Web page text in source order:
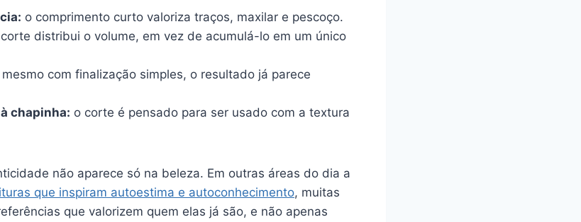
o comprimento curto valoriza traços, maxilar e pescoço.
distribui o volume, em vez de acumulá-lo em um único
mesmo com finalização simples, o resultado já parece
chapinha: o corte é pensado para ser usado com a textura
não aparece só na beleza. Em outras áreas do dia a
que inspiram autoestima e autoconhecimento, muitas
que valorizem quem elas já são, e não apenas